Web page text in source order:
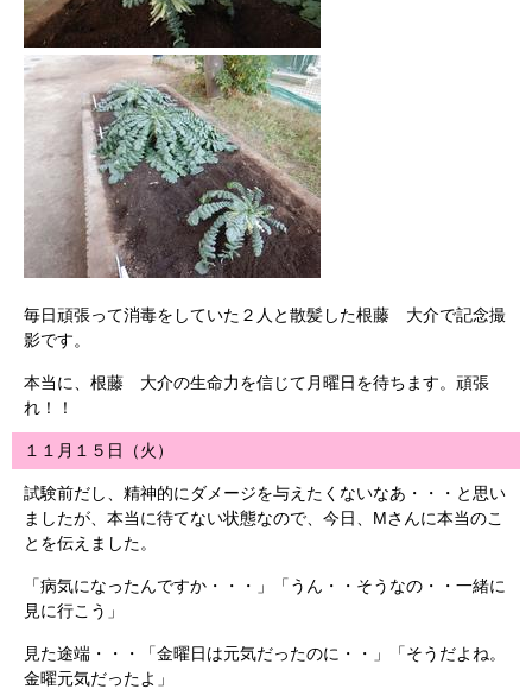
毎日頑張って消毒をしていた２人と散髪した根藤 大介で記念撮
影です。
本当に、根藤 大介の生命力を信じて月曜日を待ちます。頑張
れ！！
１１月１５日（火）
試験前だし、精神的にダメージを与えたくないなあ・・・と思い
ましたが、本当に待てない状態なので、今日、Mさんに本当のこ
とを伝えました。
「病気になったんですか・・・」「うん・・そうなの・・一緒に
見に行こう」
見た途端・・・「金曜日は元気だったのに・・」「そうだよね。
金曜元気だったよ」